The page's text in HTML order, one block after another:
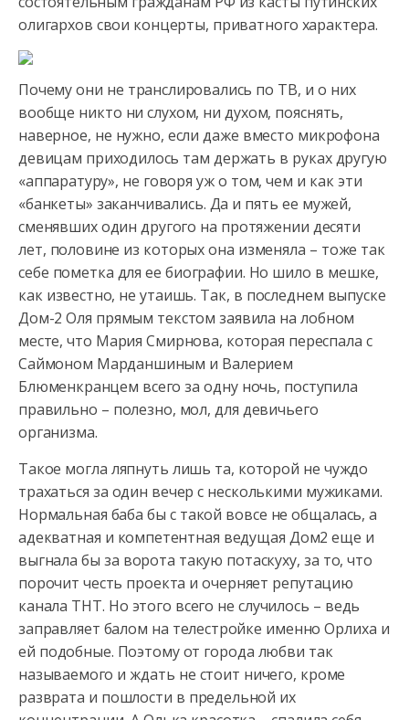
олигархов свои концерты, приватного характера.
Почему они не транслировались по ТВ, и о них
вообще никто ни слухом, ни духом, пояснять,
наверное, не нужно, если даже вместо микрофона
девицам приходилось там держать в руках другую
«аппаратуру», не говоря уж о том, чем и как эти
«банкеты» заканчивались. Да и пять ее мужей,
сменявших один другого на протяжении десяти
лет, половине из которых она изменяла – тоже так
себе пометка для ее биографии. Но шило в мешке,
как известно, не утаишь. Так, в последнем выпуске
Дом-2 Оля прямым текстом заявила на лобном
месте, что Мария Смирнова, которая переспала с
Саймоном Марданшиным и Валерием
Блюменкранцем всего за одну ночь, поступила
правильно – полезно, мол, для девичьего
организма.
Такое могла ляпнуть лишь та, которой не чуждо
трахаться за один вечер с несколькими мужиками.
Нормальная баба бы с такой вовсе не общалась, а
адекватная и компетентная ведущая Дом2 еще и
выгнала бы за ворота такую потаскуху, за то, что
порочит честь проекта и очерняет репутацию
канала ТНТ. Но этого всего не случилось – ведь
заправляет балом на телестройке именно Орлиха и
ей подобные. Поэтому от города любви так
называемого и ждать не стоит ничего, кроме
разврата и пошлости в предельной их